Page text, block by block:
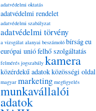
adatvédelmi oktatás
adatvédelmi rendelet
adatvédelmi szabályzat
adatvédelmi törvény
a vizsgálat alanyai beszámoló bírságeu
európai uniófelhő szolgáltatás
felmérés jogszabály kamera
közérdekű adatokközösségi oldal
magyar marketing megfigyelés
munkavállalói
adatok